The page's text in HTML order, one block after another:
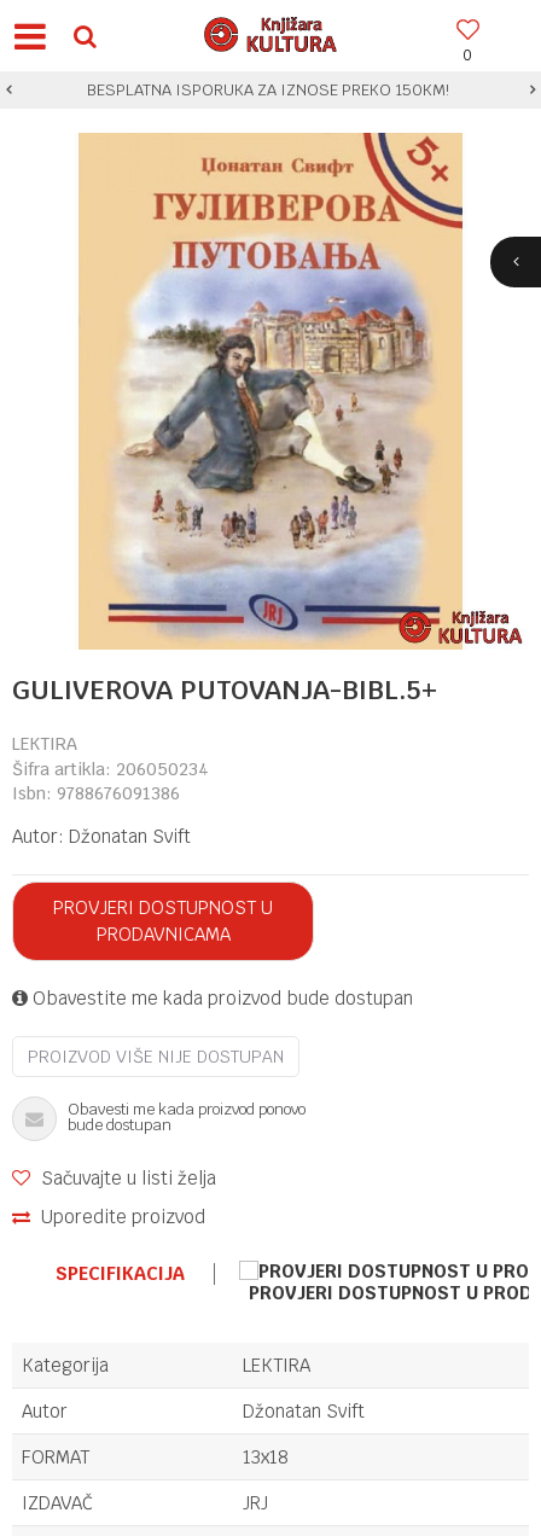
0
BESPLATNA ISPORUKA ZA IZNOSE PREKO 150KM!
GULIVEROVA PUTOVANJA-BIBL.5+
LEKTIRA
Šifra artikla: 206050234
Isbn: 9788676091386
Autor: Džonatan Svift
PROVJERI DOSTUPNOST U
PRODAVNICAMA
Obavestite me kada proizvod bude dostupan
PROIZVOD VIŠE NIJE DOSTUPAN
Obavesti me kada proizvod ponovo
bude dostupan
Sačuvajte u listi želja
Uporedite proizvod
SPECIFIKACIJA
PROVJERI DOSTUPNOST U
Kategorija
LEKTIRA
Autor
Džonatan Svift
FORMAT
13x18
IZDAVAČ
JRJ